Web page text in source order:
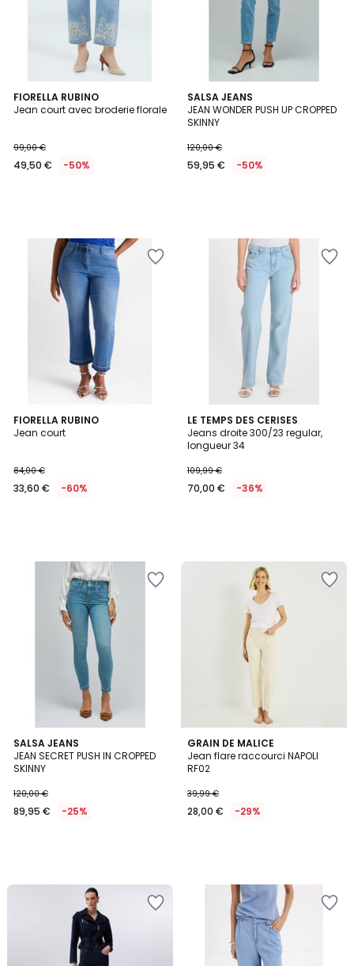
FIORELLA RUBINO
Jean court avec broderie florale
99,00 €
49,50 € -50%
SALSA JEANS
JEAN WONDER PUSH UP CROPPED
SKINNY
120,00 €
59,95 € -50%
FIORELLA RUBINO
Jean court
84,00 €
33,60 € -60%
LE TEMPS DES CERISES
Jeans droite 300/23 regular,
longueur 34
109,99 €
70,00 € -36%
SALSA JEANS
JEAN SECRET PUSH IN CROPPED
SKINNY
120,00 €
89,95 € -25%
GRAIN DE MALICE
Jean flare raccourci NAPOLI
RF02
39,99 €
28,00 € -29%